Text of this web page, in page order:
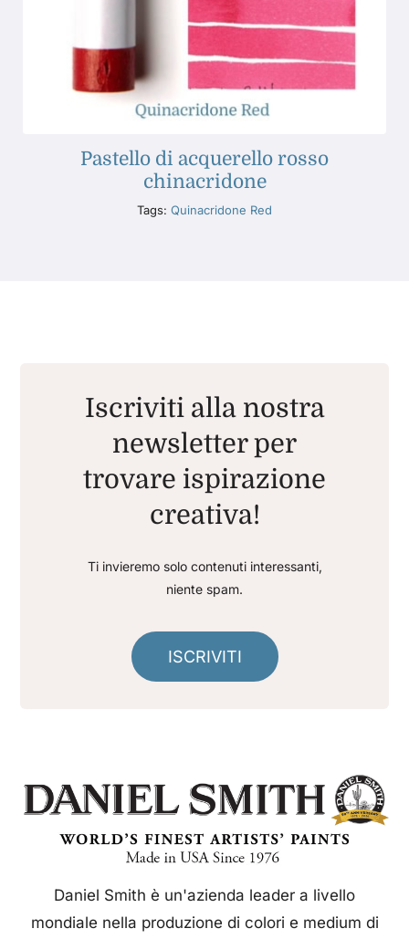
Pastello di acquerello rosso
chinacridone
Tags: Quinacridone Red
Iscriviti alla nostra
newsletter per
trovare ispirazione
creativa!
Ti invieremo solo contenuti interessanti,
niente spam.
ISCRIVITI
Daniel Smith è un'azienda leader a livello
mondiale nella produzione di colori e medium di